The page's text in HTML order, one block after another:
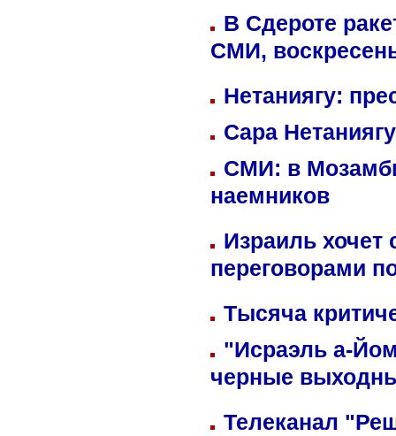
В Сдероте
СМИ,
Нетаниягу:
Сара
СМИ: в
наемников
Израиль хочет
переговорами
Тысяча
"Исраэль а-
черные
Телеканал